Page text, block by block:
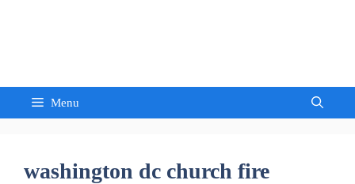
Menu
washington dc church fire